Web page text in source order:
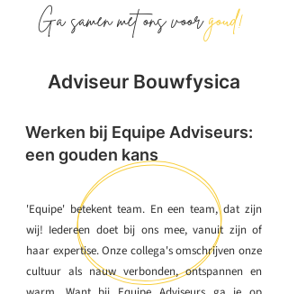
Ga samen met ons voorgoud!
Adviseur Bouwfysica
Werken bij Equipe Adviseurs:
een gouden kans
'Equipe' betekent team. En een team, dat zijn
wij! Iedereen doet bij ons mee, vanuit zijn of
haar expertise. Onze collega's omschrijven onze
cultuur als nauw verbonden, ontspannen en